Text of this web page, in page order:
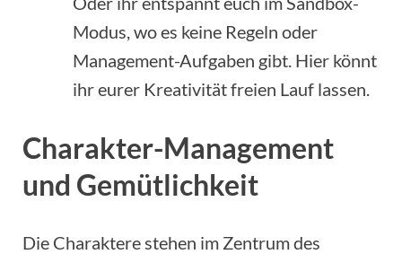
Modus, wo es keine Regeln oder
Management-Aufgaben gibt. Hier könnt
ihr eurer Kreativität freien Lauf lassen.
Charakter-Management
und Gemütlichkeit
Die Charaktere stehen im Zentrum des